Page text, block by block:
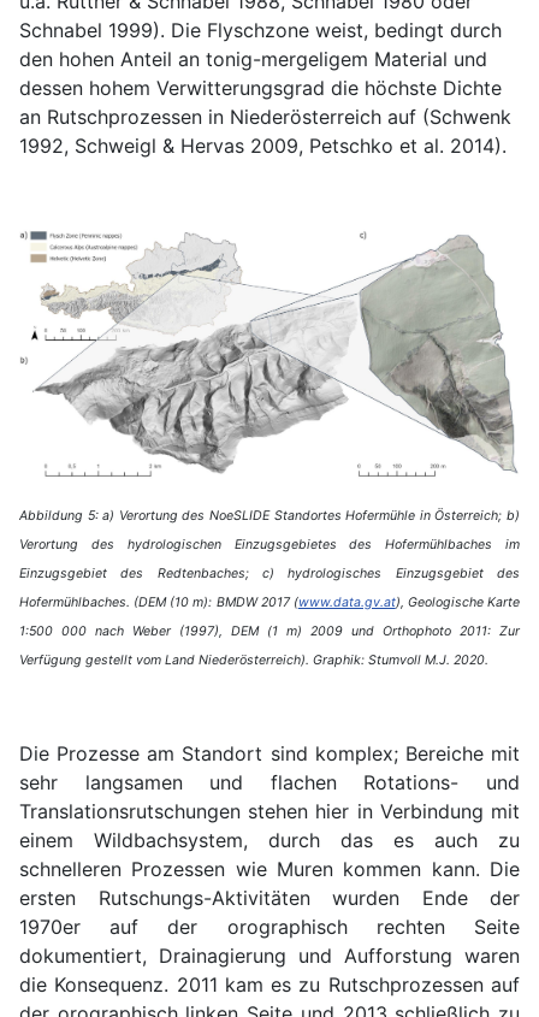
Schnabel 1999). Die Flyschzone weist, bedingt durch
den hohen Anteil an tonig-mergeligem Material und
dessen hohem Verwitterungsgrad die höchste Dichte
an Rutschprozessen in Niederösterreich auf (Schwenk
1992, Schweigl & Hervas 2009, Petschko et al. 2014).
Abbildung 5: a) Verortung des NoeSLIDE Standortes Hofermühle in Österreich; b)
Verortung des hydrologischen Einzugsgebietes des Hofermühlbaches im
Einzugsgebiet des Redtenbaches; c) hydrologisches Einzugsgebiet des
Hofermühlbaches. (DEM (10 m): BMDW 2017 (www.data.gv.at), Geologische Karte
1:500 000 nach Weber (1997), DEM (1 m) 2009 und Orthophoto 2011: Zur
Verfügung gestellt vom Land Niederösterreich). Graphik: Stumvoll M.J. 2020.
Die Prozesse am Standort sind komplex; Bereiche mit
sehr langsamen und flachen Rotations- und
Translationsrutschungen stehen hier in Verbindung mit
einem Wildbachsystem, durch das es auch zu
schnelleren Prozessen wie Muren kommen kann. Die
ersten Rutschungs-Aktivitäten wurden Ende der
1970er auf der orographisch rechten Seite
dokumentiert, Drainagierung und Aufforstung waren
die Konsequenz. 2011 kam es zu Rutschprozessen auf